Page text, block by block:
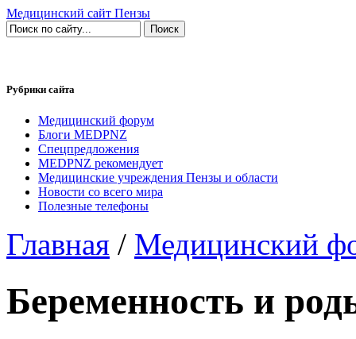
Медицинский сайт Пензы
Рубрики сайта
Медицинский форум
Блоги MEDPNZ
Спецпредложения
MEDPNZ рекомендует
Медицинские учреждения Пензы и области
Новости со всего мира
Полезные телефоны
Главная / Медицинский
Беременность и